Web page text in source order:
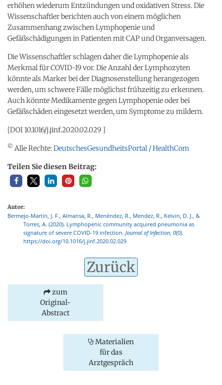
erhöhen wiederum Entzündungen und oxidativen Stress. Die
Wissenschaftler berichten auch von einem möglichen
Zusammenhang zwischen Lymphopenie und
Gefäßschädigungen in Patienten mit CAP und Organversagen.
Die Wissenschaftler schlagen daher die Lymphopenie als
Merkmal für COVID-19 vor. Die Anzahl der Lymphozyten
könnte als Marker bei der Diagnosenstellung herangezogen
werden, um schwere Fälle möglichst frühzeitig zu erkennen.
Auch könnte Medikamente gegen Lymphopenie oder bei
Gefäßschäden eingesetzt werden, um Symptome zu mildern.
[DOI 10.1016/j.jinf.2020.02.029 ]
© Alle Rechte:DeutschesGesundheitsPortal / HealthCom
Teilen Sie diesen Beitrag:
Autor:
Bermejo-Martin, J. F., Almansa, R., Menéndez, R., Mendez, R., Kelvin, D. J., &
Torres, A. (2020). Lymphopenic community acquired pneumonia as
signature of severe COVID-19 infection. Journal of Infection 0(0).
https://doi.org/10.1016/j.jinf.2020.02.029
Zurück
zum
Original-
Abstract
Materialien
für das
Arztgespräch